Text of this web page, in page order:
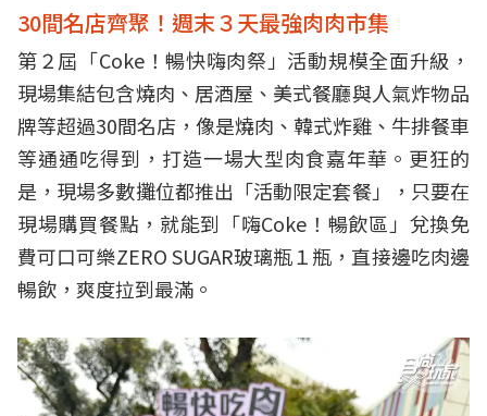
30間名店齊聚！週末３天最強肉肉市集
第２屆「Coke！暢快嗨肉祭」活動規模全面升級，
現場集結包含燒肉、居酒屋、美式餐廳與人氣炸物品
牌等超過30間名店，像是燒肉、韓式炸雞、牛排餐車
等通通吃得到，打造一場大型肉食嘉年華。更狂的
是，現場多數攤位都推出「活動限定套餐」，只要在
現場購買餐點，就能到「嗨Coke！暢飲區」兌換免
費可口可樂ZERO SUGAR玻璃瓶１瓶，直接邊吃肉邊
暢飲，爽度拉到最滿。